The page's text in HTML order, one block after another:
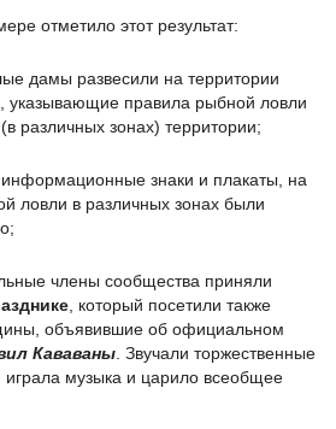
отметило этот результат:
дамы развесили на территории
правила рыбной ловли
различных зонах) территории;
знаки и плакаты, на
ловли в различных зонах были
члены сообщества приняли
е, который посетили также
объявившие об официальном
Кававаны. Звучали торжественные
играла музыка и царило всеобщее